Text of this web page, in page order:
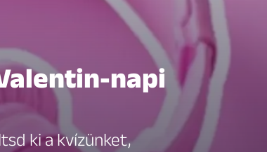
napi
ki a kvízünket,